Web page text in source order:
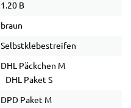
1.20 B
braun
Selbstklebestreifen
DHL Päckchen M
DHL Paket S
DPD Paket M